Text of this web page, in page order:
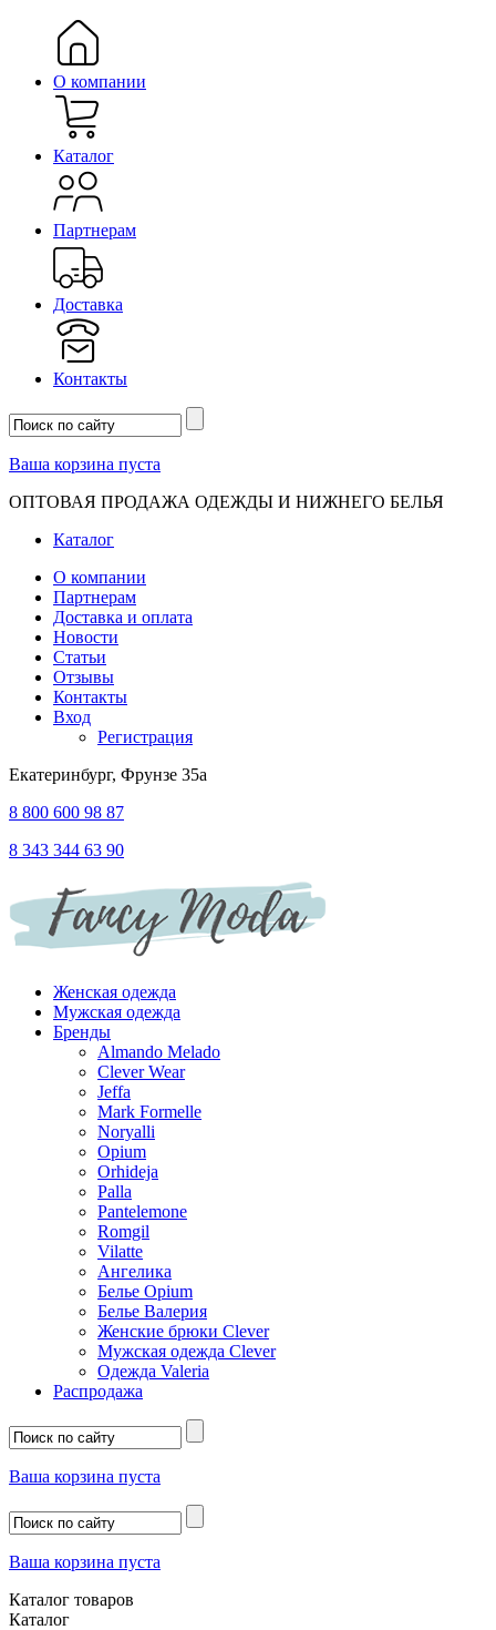
О компании
Каталог
Партнерам
Доставка
Контакты
Ваша корзина пуста
ОПТОВАЯ ПРОДАЖА ОДЕЖДЫ И НИЖНЕГО БЕЛЬЯ
Каталог
О компании
Партнерам
Доставка и оплата
Новости
Статьи
Отзывы
Контакты
Вход
Регистрация
Екатеринбург, Фрунзе 35а
8 800 600 98 87
8 343 344 63 90
Женская одежда
Мужская одежда
Бренды
Almando Melado
Clever Wear
Jeffa
Mark Formelle
Noryalli
Opium
Orhideja
Palla
Pantelemone
Romgil
Vilatte
Ангелика
Белье Opium
Белье Валерия
Женские брюки Clever
Мужская одежда Clever
Одежда Valeria
Распродажа
Ваша корзина пуста
Ваша корзина пуста
Каталог товаров
Каталог